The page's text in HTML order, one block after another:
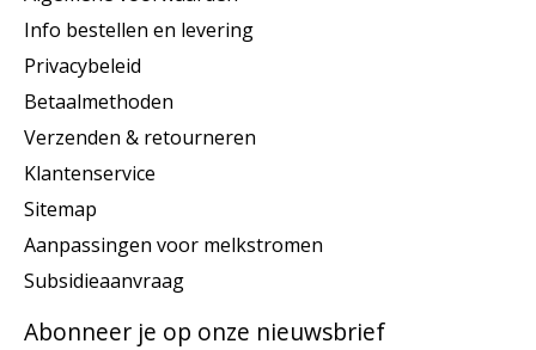
Info bestellen en levering
Privacybeleid
Betaalmethoden
Verzenden & retourneren
Klantenservice
Sitemap
Aanpassingen voor melkstromen
Subsidieaanvraag
Abonneer je op onze nieuwsbrief